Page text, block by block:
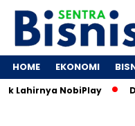
HOME EKONOMI
NobiPlay Dari